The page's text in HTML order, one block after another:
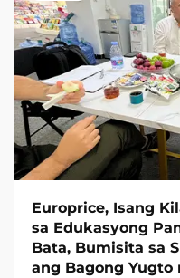
Europrice, Isang
sa Edukasyong
Bata, Bumisita sa
ang Bagong Yugto